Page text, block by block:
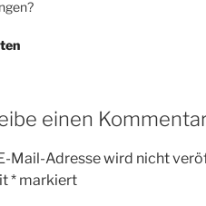
einen
Mail-Adresse wird nicht
* markiert